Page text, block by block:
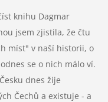
knihu Dagmar
jsem zjistila, že čtu
míst" v naší historii, o
se o nich málo ví.
dnes žije
Čechů a existuje - a